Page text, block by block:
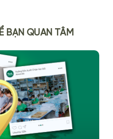
BẠN QUAN TÂM